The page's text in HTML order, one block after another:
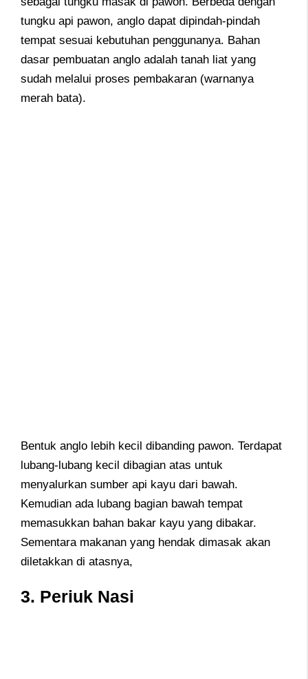
tungku api pawon, anglo dapat dipindah-pindah
tempat sesuai kebutuhan penggunanya. Bahan
dasar pembuatan anglo adalah tanah liat yang
sudah melalui proses pembakaran (warnanya
merah bata).
Bentuk anglo lebih kecil dibanding pawon. Terdapat
lubang-lubang kecil dibagian atas untuk
menyalurkan sumber api kayu dari bawah.
Kemudian ada lubang bagian bawah tempat
memasukkan bahan bakar kayu yang dibakar.
Sementara makanan yang hendak dimasak akan
diletakkan di atasnya,
3. Periuk Nasi